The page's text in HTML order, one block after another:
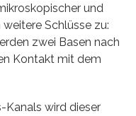
und
Schlüsse zu:
zwei Basen nach
Kontakt mit dem
Kanals wird dieser